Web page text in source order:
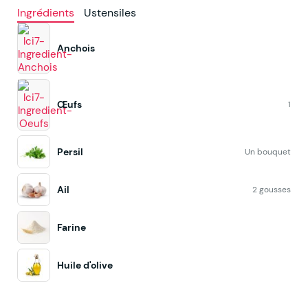
Ingrédients
Ustensiles
Anchois
Œufs 1
Persil Un bouquet
Ail 2 gousses
Farine
Huile d'olive